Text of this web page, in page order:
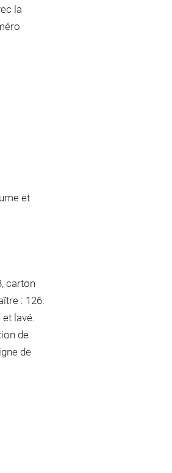
la
et
carton
: 126.
lavé.
de
de